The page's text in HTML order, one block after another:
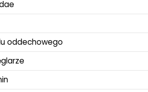
oddechowego